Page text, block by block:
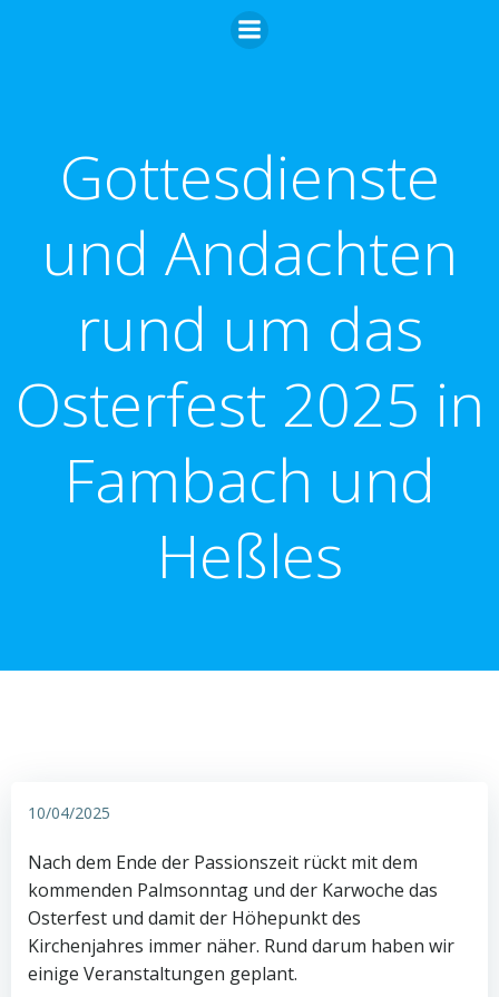
Zum
Inhalt
Gottesdienste
und Andachten
rund um das
Osterfest 2025 in
Fambach und
Heßles
10/04/2025
Nach dem Ende der Passionszeit rückt mit dem
kommenden Palmsonntag und der Karwoche das
Osterfest und damit der Höhepunkt des
Kirchenjahres immer näher. Rund darum haben wir
einige Veranstaltungen geplant.